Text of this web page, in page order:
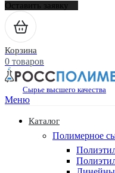
Оставить заявку
Корзина
0 товаров
Сырье высшего качества
Меню
Каталог
Полимерное